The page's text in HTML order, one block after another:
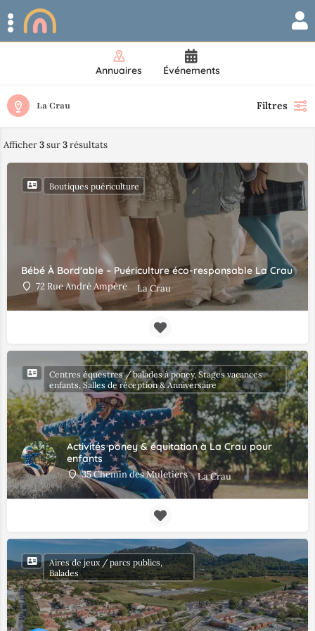
Annuaires Événements
La Crau Filtres
Afficher3sur3résultats
Bébé À Bord'able – Puériculture éco-responsable La Crau
72 Rue André Ampère La Crau
Boutiques puériculture
Activités poney & équitation à La Crau pour
enfants
35 Chemin des Muletiers La Crau
Centres équestres / balades à poney, Stages vacances
enfants, Salles de réception & Anniversaire
Aires de jeux / parcs publics,
Balades